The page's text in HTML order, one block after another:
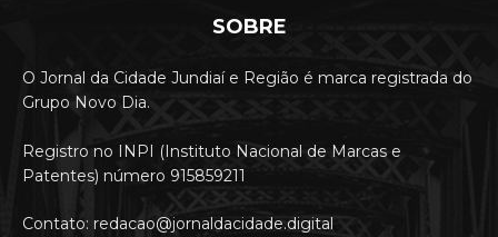
SOBRE
O Jornal da Cidade Jundiaí e Região é marca registrada do
Grupo Novo Dia.
Registro no INPI (Instituto Nacional de Marcas e
Patentes) número 915859211
Contato: redacao@jornaldacidade.digital